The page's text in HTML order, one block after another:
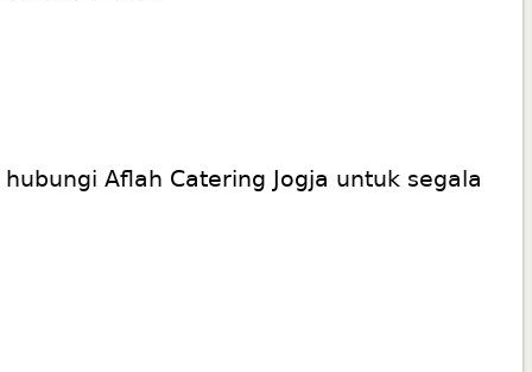
Aflah Catering Jogja untuk segala